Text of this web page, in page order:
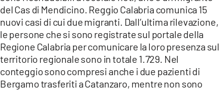
del Cas di Mendicino. Reggio Calabria comunica 15
nuovi casi di cui due migranti. Dall’ultima rilevazione,
le persone che si sono registrate sul portale della
Regione Calabria per comunicare la loro presenza sul
territorio regionale sono in totale 1.729. Nel
conteggio sono compresi anche i due pazienti di
Bergamo trasferiti a Catanzaro, mentre non sono